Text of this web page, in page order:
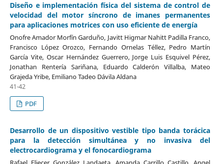
Diseño e implementación física del sistema de control de
velocidad del motor síncrono de imanes permanentes
para aplicaciones motrices con uso eficiente de energía
Onofre Amador Morfín Garduño, Javitt Higmar Nahitt Padilla Franco,
Francisco López Orozco, Fernando Ornelas Téllez, Pedro Martín
García Vite, Oscar Hernández Guerrero, Jorge Luis Esquivel Pérez,
Jonathan Rentería Sariñana, Eduardo Calderón Villalba, Mateo
Grajeda Yribe, Emiliano Tadeo Dávila Aldana
41-42
PDF
Desarrollo de un dispositivo vestible tipo banda torácica
para la detección simultánea y no invasiva del
electrocardiograma y el fonocardiograma